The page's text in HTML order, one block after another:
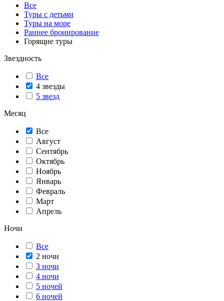
Все
Туры с детьми
Туры на море
Раннее бронирование
Горящие туры
Звездность
Все
4 звезды
5 звезд
Месяц
Все
Август
Сентябрь
Октябрь
Ноябрь
Январь
Февраль
Март
Апрель
Ночи
Все
2 ночи
3 ночи
4 ночи
5 ночей
6 ночей